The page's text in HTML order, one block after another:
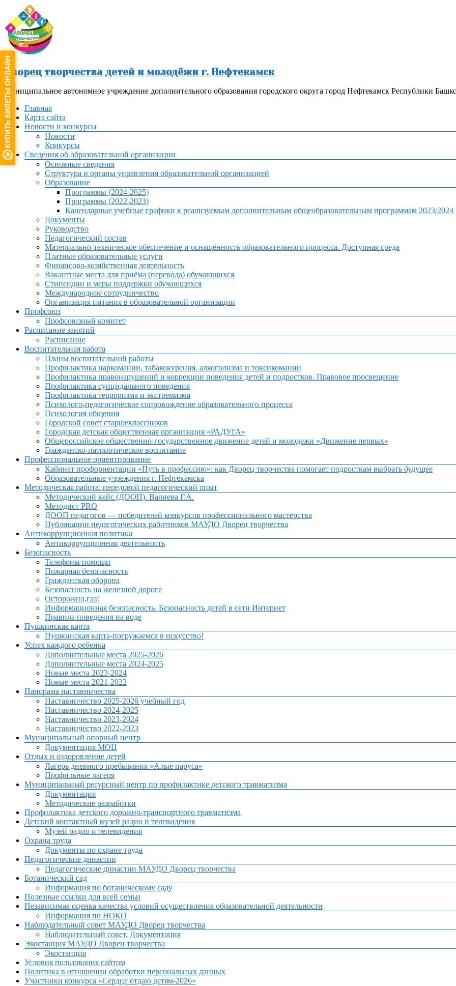
Перейти
содержимому
Дворец творчества детей и молодёжи г. Нефтекамск
Муниципальное автономное учреждение дополнительного образования городского округа город Нефтекамск Республики
МенюГлавная
Карта сайта
Новости и конкурсы
Новости
Конкурсы
Сведения об образовательной организации
Основные сведения
Структура и органы управления образовательной организацией
Образование
Программы (2024-2025)
Программы (2022-2023)
Календарные учебные графики к реализуемым дополнительным общеобразовательным программам 2023/2024
Документы
Руководство
Педагогический состав
Материально-техническое обеспечение и оснащённость образовательного процесса. Доступная среда
Платные образовательные услуги
Финансово-хозяйственная деятельность
Вакантные места для приёма (перевода) обучающихся
Стипендии и меры поддержки обучающихся
Международное сотрудничество
Организация питания в образовательной организации
Профсоюз
Профсоюзный комитет
Расписание занятий
Расписание
Воспитательная работа
Планы воспитательной работы
Профилактика наркомании, табакокурения, алкоголизма и токсикомании
Профилактика правонарушений и коррекции поведения детей и подростков. Правовое просвещение
Профилактика суицидального поведения
Профилактика терроризма и экстремизма
Психолого-педагогическое сопровождение образовательного процесса
Психология общения
Городской совет старшеклассников
Городская детская общественная организация «РАДУГА»
Общероссийское общественно-государственное движение детей и молодежи «Движение первых»
Гражданско-патриотическое воспитание
Профессиональное ориентирование
Кабинет профориентации «Путь в профессию»: как Дворец творчества помогает подросткам выбрать будущее
Образовательные учреждения г. Нефтекамска
Методическая работа: передовой педагогический опыт
Методический кейс (ДООП). Валиева Г.А.
Методист PRO
ДООП педагогов — победителей конкурсов профессионального мастерства
Публикации педагогических работников МАУДО Дворец творчества
Антикоррупционная политика
Антикоррупционная деятельность
Безопасность
Телефоны помощи
Пожарная безопасность
Гражданская оборона
Безопасность на железной дороге
Осторожно,газ!
Информационная безопасность. Безопасность детей в сети Интернет
Правила поведения на воде
Пушкинская карта
Пушкинская карта-погружаемся в искусство!
Успех каждого ребенка
Дополнительные места 2025-2026
Дополнительные места 2024-2025
Новые места 2023-2024
Новые места 2021-2022
Панорама наставничества
Наставничество 2025-2026 учебный год
Наставничество 2024-2025
Наставничество 2023-2024
Наставничество 2022-2023
Муниципальный опорный центр
Документация МОЦ
Отдых и оздоровление детей
Лагерь дневного пребывания «Алые паруса»
Профильные лагеря
Муниципальный ресурсный центр по профилактике детского травматизма
Документация
Методические разработки
Профилактика детского дорожно-транспортного травматизма
Детский контактный музей радио и телевидения
Музей радио и телевидения
Охрана труда
Документы по охране труда
Педагогические династии
Педагогические династии МАУДО Дворец творчества
Ботанический сад
Информация по ботаническому саду
Полезные ссылки для всей семьи
Независимая оценка качества условий осуществления образовательной деятельности
Информация по НОКО
Наблюдательный совет МАУДО Дворец творчества
Наблюдательный совет. Документация
Экостанция МАУДО Дворец творчества
Экостанция
Условия пользования сайтом
Политика в отношении обработки персональных данных
Участники конкурса «Сердце отдаю детям-2026»